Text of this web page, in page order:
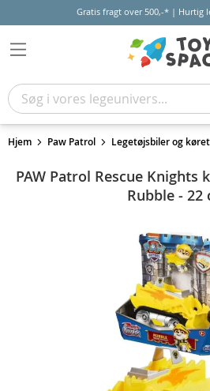
Gratis fragt over 500,-* | Hurtig
Hjem Paw Patrol Legetøjsbiler og
PAW Patrol Rescue
Rubble - 22